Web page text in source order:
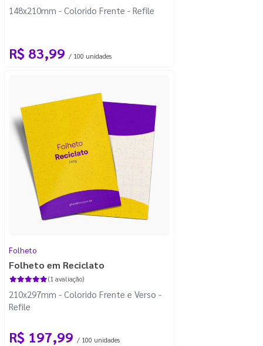
148x210mm - Colorido Frente - Refile
R$ 83,99 / 100 unidades
Folheto
Folheto em Reciclato
(1 avaliação)
210x297mm - Colorido Frente e Verso -
Refile
R$ 197,99 / 100 unidades